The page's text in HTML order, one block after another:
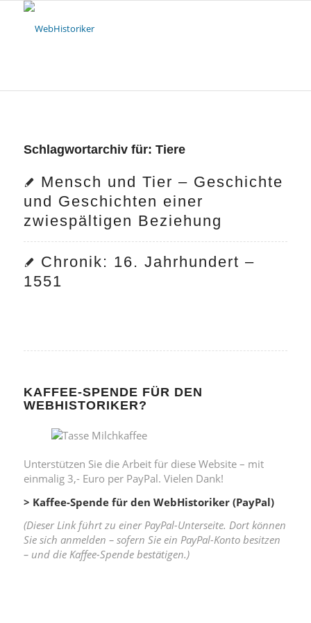
Schlagwortarchiv für: Tiere
Mensch und Tier – Geschichte
und Geschichten einer
zwiespältigen Beziehung
Chronik: 16. Jahrhundert –
1551
KAFFEE-SPENDE FÜR DEN
WEBHISTORIKER?
Unterstützen Sie die Arbeit für diese Website – mit
einmalig 3,- Euro per PayPal. Vielen Dank!
> Kaffee-Spende für den WebHistoriker (PayPal)
(Dieser Link führt zu einer PayPal-Unterseite. Dort können
Sie sich anmelden – sofern Sie ein PayPal-Konto besitzen
– und die Kaffee-Spende bestätigen.)